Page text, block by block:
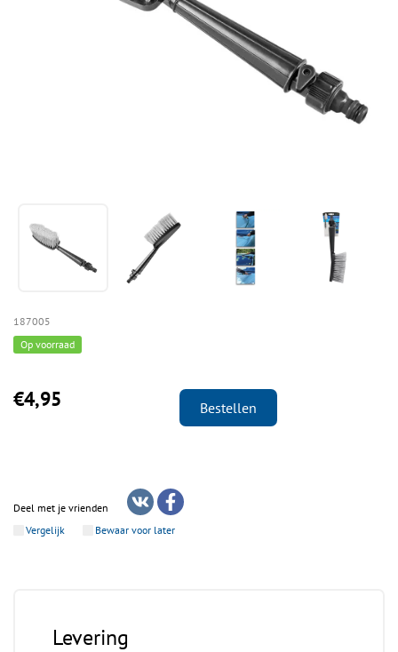
187005
Op voorraad
€4,95 Bestellen
Deel met je vrienden
Vergelijk
Bewaar voor later
Levering